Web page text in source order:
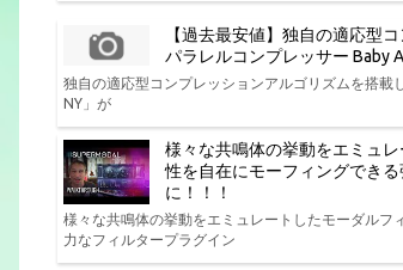
【過去最安値】独自の適応型
パラレルコンプレッサー Baby
独自の適応型コンプレッションアルゴリズムを搭
NY」が
様々な共鳴体の挙動をエミュ
性を自在にモーフィングでき
に！！！
様々な共鳴体の挙動をエミュレートしたモーダル
力なフィルタープラグイン